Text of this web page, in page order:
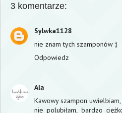
3 komentarze:
Sylwka1128
nie znam tych szamponów :)
Odpowiedz
Ala
Kawowy szampon
nie polubiłam, bardzo